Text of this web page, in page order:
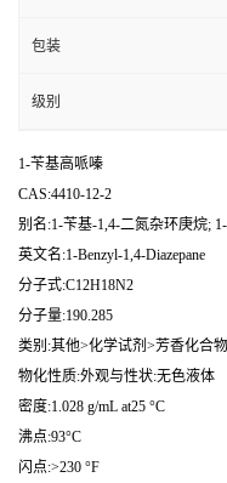
包装
级别
1-苄基高哌嗪
CAS:4410-12-2
别名:1-苄基-1,4-二氮杂环庚烷;
英文名:1-Benzyl-1,4-Diazepane
分子式:C12H18N2
分子量:190.285
类别:其他>化学试剂>芳香化合
物化性质:外观与性状:无色液体
密度:1.028 g/mL at25 °C
沸点:93°C
闪点:>230 °F